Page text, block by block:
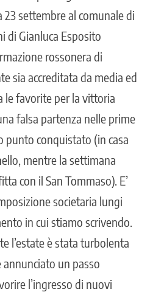
23 settembre al comunale di
di Gianluca Esposito
rossonera di
sia accreditata da media ed
le favorite per la vittoria
falsa partenza nelle prime
punto conquistato (in casa
mentre la settimana
con il San Tommaso). E’
societaria lungi
in cui stiamo scrivendo.
l’estate è stata turbolenta
annunciato un passo
l’ingresso di nuovi